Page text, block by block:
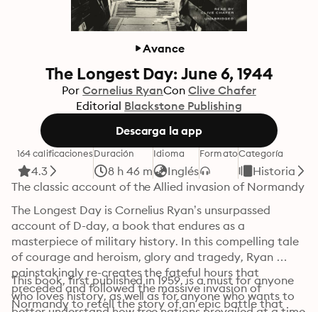
Avance
The Longest Day: June 6, 1944
Por Cornelius RyanCon Clive Chafer
Editorial Blackstone Publishing
Descarga la app
164 calificaciones
4.3
Duración
8 h 46 m
Idioma
Inglés
FormatoCategoría
Historia
The classic account of the Allied invasion of Normandy
The Longest Day is Cornelius Ryan’s unsurpassed
account of D-day, a book that endures as a
masterpiece of military history. In this compelling tale
of courage and heroism, glory and tragedy, Ryan
painstakingly re-creates the fateful hours that
preceded and followed the massive invasion of
Normandy to retell the story of an epic battle that
This book, first published in 1959, is a must for anyone
who loves history, as well as for anyone who wants to